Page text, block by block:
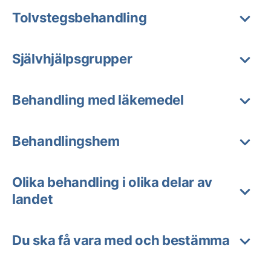
Tolvstegsbehandling
Självhjälpsgrupper
Behandling med läkemedel
Behandlingshem
Olika behandling i olika delar av
landet
Du ska få vara med och bestämma